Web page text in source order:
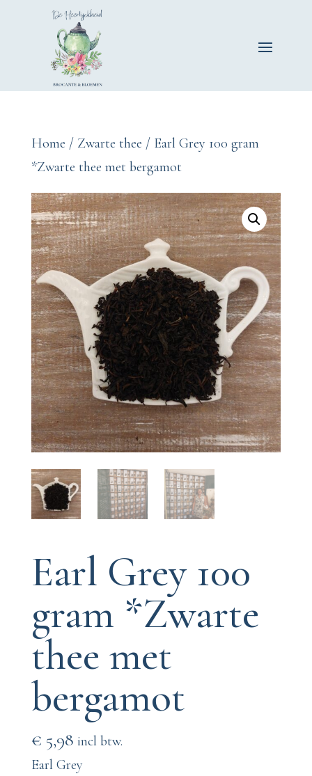
Home / Zwarte thee / Earl Grey 100 gram
*Zwarte thee met bergamot
Earl Grey 100
gram *Zwarte
thee met
bergamot
€ 5,98 incl btw.
Earl Grey